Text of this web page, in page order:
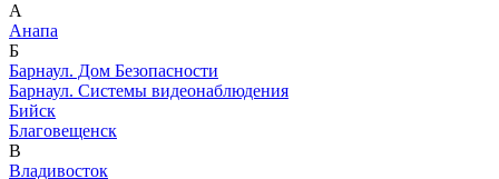
А
Анапа
Б
Барнаул. Дом Безопасности
Барнаул. Системы видеонаблюдения
Бийск
Благовещенск
В
Владивосток